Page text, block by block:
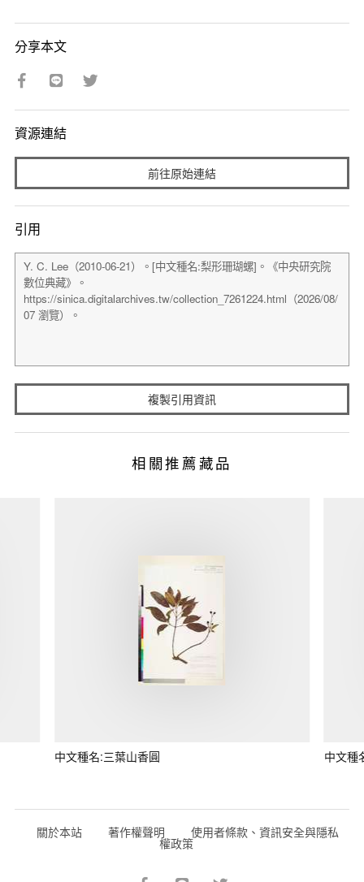
分享本文
資源連結
前往原始連結
引用
複製引用資訊
相關推薦藏品
中文種名:三葉山香圓 中文種
關於本站 著作權聲明 使用者條款、資訊安全與隱私
權政策